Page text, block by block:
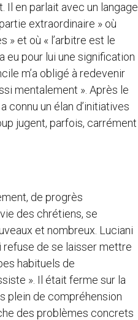
Il en parlait avec un langage
extraordinaire » où
» et où « l’arbitre est le
eu pour lui une signification
m’a obligé à redevenir
mentalement ». Après le
connu un élan d’initiatives
jugent, parfois, carrément
de progrès
des chrétiens, se
et nombreux. Luciani
refuse de se laisser mettre
habituels de
». Il était ferme sur la
plein de compréhension
des problèmes concrets